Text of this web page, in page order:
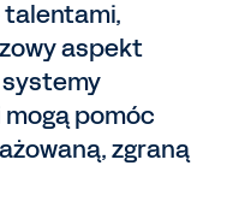
aspekt
pomóc
zgraną